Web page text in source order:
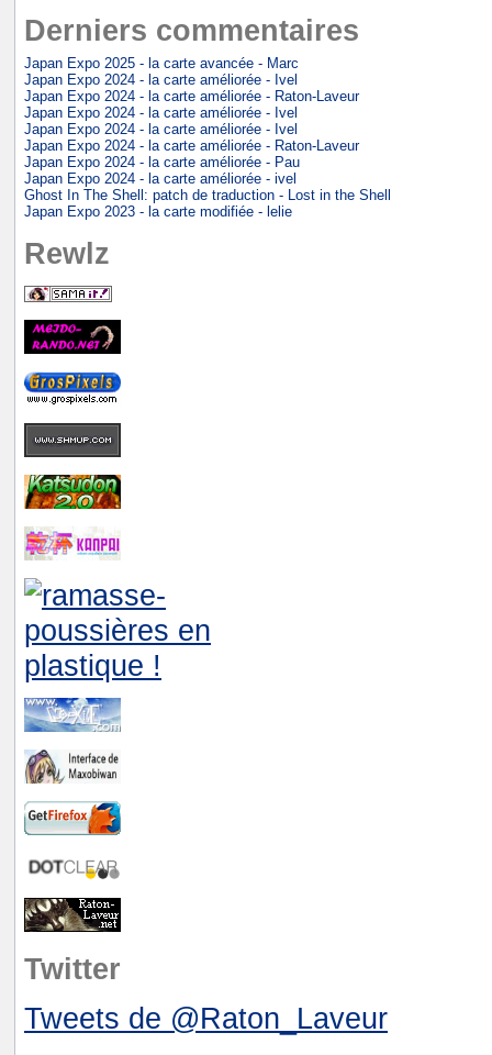
Derniers commentaires
Japan Expo 2025 - la carte avancée - Marc
Japan Expo 2024 - la carte améliorée - Ivel
Japan Expo 2024 - la carte améliorée - Raton-Laveur
Japan Expo 2024 - la carte améliorée - Ivel
Japan Expo 2024 - la carte améliorée - Ivel
Japan Expo 2024 - la carte améliorée - Raton-Laveur
Japan Expo 2024 - la carte améliorée - Pau
Japan Expo 2024 - la carte améliorée - ivel
Ghost In The Shell: patch de traduction - Lost in the Shell
Japan Expo 2023 - la carte modifiée - lelie
Rewlz
Twitter
Tweets de @Raton_Laveur